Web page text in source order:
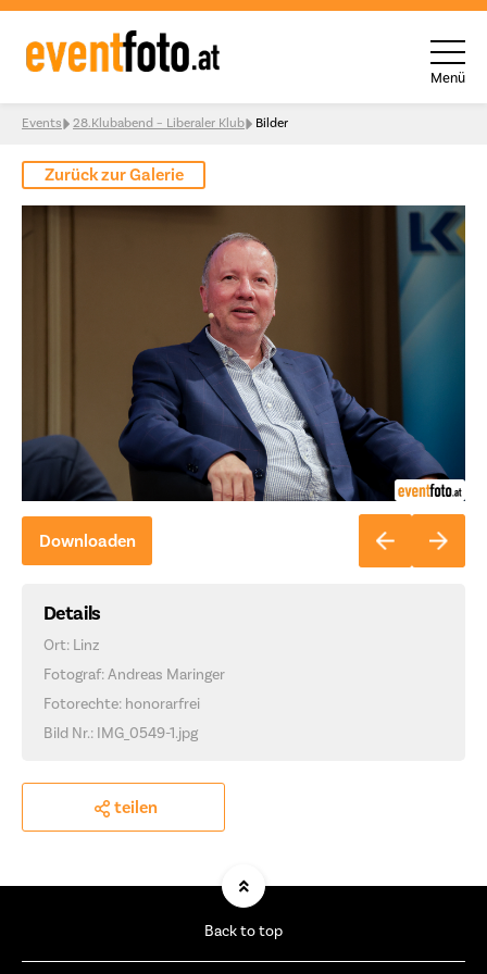
Skip to content
Menü
Events 28.Klubabend – Liberaler Klub Bilder
Zurück zur Galerie
Downloaden
Details
Ort: Linz
Fotograf: Andreas Maringer
Fotorechte: honorarfrei
Bild Nr.: IMG_0549-1.jpg
teilen
Back to top